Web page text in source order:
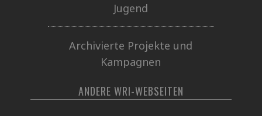
Jugend
Archivierte Projekte und
Kampagnen
ANDERE WRI-WEBSEITEN